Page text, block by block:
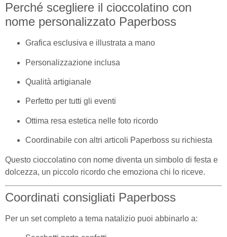
Perché scegliere il cioccolatino con
nome personalizzato Paperboss
Grafica esclusiva e illustrata a mano
Personalizzazione inclusa
Qualità artigianale
Perfetto per tutti gli eventi
Ottima resa estetica nelle foto ricordo
Coordinabile con altri articoli Paperboss su richiesta
Questo cioccolatino con nome diventa un simbolo di festa e
dolcezza, un piccolo ricordo che emoziona chi lo riceve.
Coordinati consigliati Paperboss
Per un set completo a tema natalizio puoi abbinarlo a: